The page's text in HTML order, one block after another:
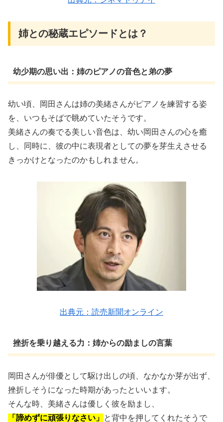
姉との秘蔵エピソードとは？
幼少期の思い出：姉のピアノの音色と弟の夢
幼い頃、岡田さんは姉の美緒さんがピアノを練習する姿
を、いつもそばで眺めていたそうです。
美緒さんの奏でる美しい音色は、幼い岡田さんの心を癒
し、同時に、彼の中に表現者としての夢を芽生えさせる
きっかけとなったのかもしれません。
出典元：読売新聞オンライン
挫折を乗り越える力：姉からの励ましの言葉
岡田さんが俳優として駆け出しの頃、なかなか芽が出ず、
挫折しそうになった時期があったといいます。
そんな時、美緒さんは優しく彼を励まし、
「諦めずに頑張りなさい」 と背中を押してくれたそうで